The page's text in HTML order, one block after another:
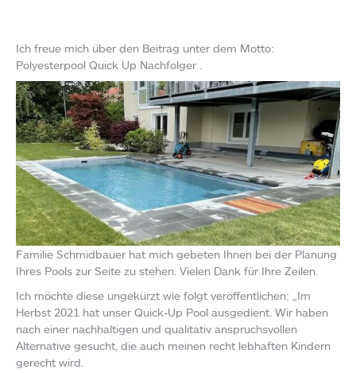
Ich freue mich über den Beitrag unter dem Motto:
Polyesterpool Quick Up Nachfolger .
Familie Schmidbauer hat mich gebeten Ihnen bei der Planung
Ihres Pools zur Seite zu stehen. Vielen Dank für Ihre Zeilen.
Ich möchte diese ungekürzt wie folgt veröffentlichen: „Im
Herbst 2021 hat unser Quick-Up Pool ausgedient. Wir haben
nach einer nachhaltigen und qualitativ anspruchsvollen
Alternative gesucht, die auch meinen recht lebhaften Kindern
gerecht wird.